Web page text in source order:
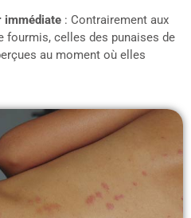
immédiate : Contrairement aux
fourmis, celles des punaises de
au moment où elles